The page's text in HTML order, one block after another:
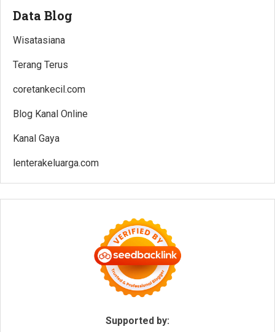
Data Blog
Wisatasiana
Terang Terus
coretankecil.com
Blog Kanal Online
Kanal Gaya
lenterakeluarga.com
Supported by: